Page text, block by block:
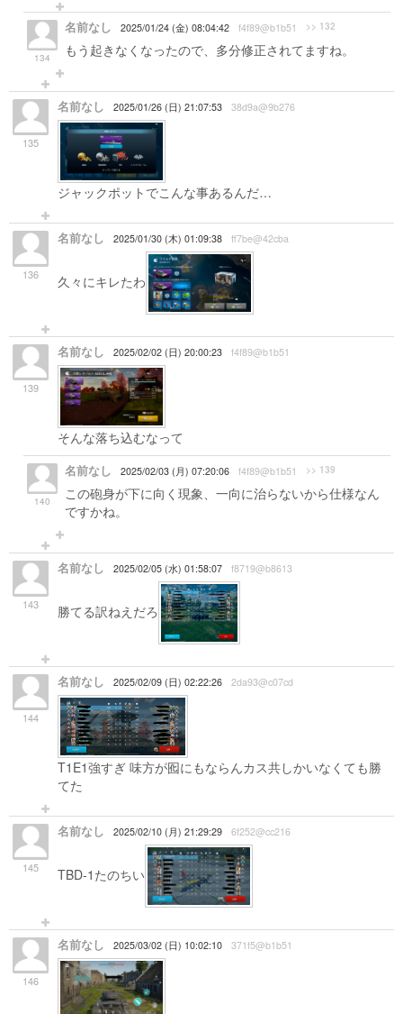
134
名前なし 2025/01/24 (金) 08:04:42 f4f89@b1b51 >> 132
もう起きなくなったので、多分修正されてますね。
135
名前なし 2025/01/26 (日) 21:07:53 38d9a@9b276
ジャックポットでこんな事あるんだ…
136
名前なし 2025/01/30 (木) 01:09:38 ff7be@42cba
久々にキレたわ
139
名前なし 2025/02/02 (日) 20:00:23 f4f89@b1b51
そんな落ち込むなって
140
名前なし 2025/02/03 (月) 07:20:06 f4f89@b1b51 >> 139
この砲身が下に向く現象、一向に治らないから仕様なん
ですかね。
143
名前なし 2025/02/05 (水) 01:58:07 f8719@b8613
勝てる訳ねえだろ
144
名前なし 2025/02/09 (日) 02:22:26 2da93@c07cd
T1E1強すぎ 味方が囮にもならんカス共しかいなくても勝
てた
145
名前なし 2025/02/10 (月) 21:29:29 6f252@cc216
TBD-1たのちい
146
名前なし 2025/03/02 (日) 10:02:10 371f5@b1b51